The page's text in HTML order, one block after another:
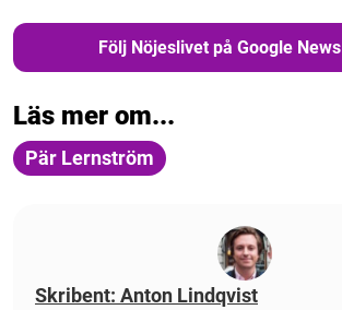
Följ Nöjeslivet på Google News
Läs mer om...
Pär Lernström
Skribent: Anton Lindqvist